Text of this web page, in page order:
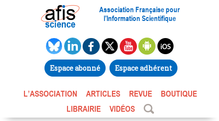
Association Française pour
l’Information Scientifique
Espace abonné Espace adhérent
L’ASSOCIATION ARTICLES REVUE
BOUTIQUE
LIBRAIRIE
VIDÉOS